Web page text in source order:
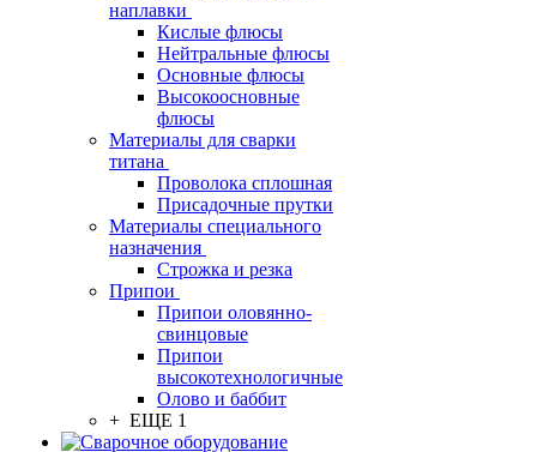
наплавки
Кислые флюсы
Нейтральные флюсы
Основные флюсы
Высокоосновные
флюсы
Материалы для сварки
титана
Проволока сплошная
Присадочные прутки
Материалы специального
назначения
Строжка и резка
Припои
Припои оловянно-
свинцовые
Припои
высокотехнологичные
Олово и баббит
+ ЕЩЕ 1